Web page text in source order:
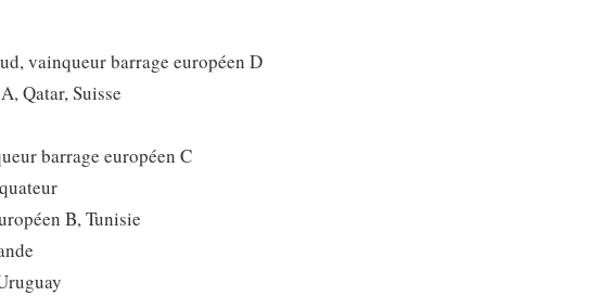
vainqueur barrage européen D
Qatar, Suisse
barrage européen C
B, Tunisie